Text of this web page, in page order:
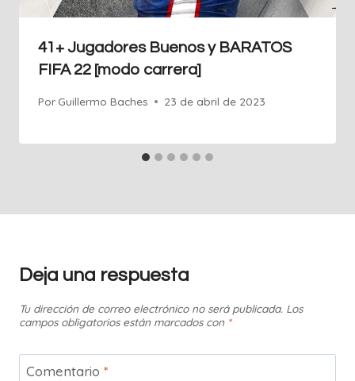
41+ Jugadores Buenos y BARATOS
FIFA 22 [modo carrera]
Por Guillermo Baches 23 de abril de 2023
Deja una respuesta
Tu dirección de correo electrónico no será publicada. Los
campos obligatorios están marcados con *
Comentario *